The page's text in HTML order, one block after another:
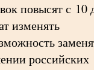
повысят с 10
изменять
российских